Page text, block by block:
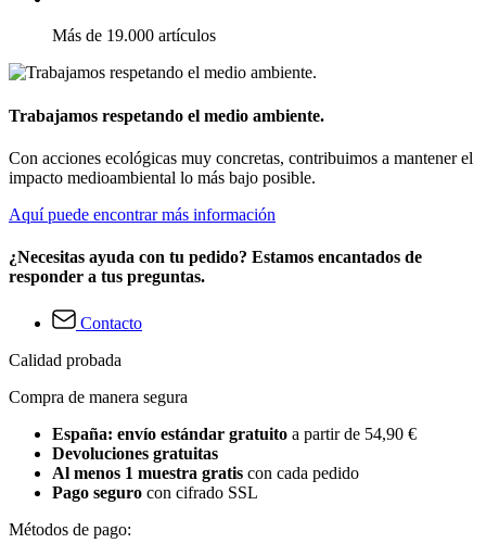
Más de 19.000 artículos
Trabajamos respetando el medio ambiente.
Con acciones ecológicas muy concretas, contribuimos a mantener el
impacto medioambiental lo más bajo posible.
Aquí puede encontrar más información
¿Necesitas ayuda con tu pedido? Estamos encantados de
responder a tus preguntas.
Contacto
Calidad probada
Compra de manera segura
España: envío estándar gratuito a partir de 54,90 €
Devoluciones gratuitas
Al menos 1 muestra gratis con cada pedido
Pago seguro con cifrado SSL
Métodos de pago: